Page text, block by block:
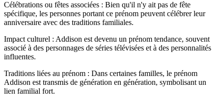
Célébrations ou fêtes associées : Bien qu'il n'y ait pas de fête
spécifique, les personnes portant ce prénom peuvent célébrer leur
anniversaire avec des traditions familiales.
Impact culturel : Addison est devenu un prénom tendance, souvent
associé à des personnages de séries télévisées et à des personnalités
influentes.
Traditions liées au prénom : Dans certaines familles, le prénom
Addison est transmis de génération en génération, symbolisant un
lien familial fort.